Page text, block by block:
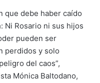
que debe haber caído
Ni Rosario ni sus hijos
pueden ser
perdidos y solo
del caos”,
Mónica Baltodano,